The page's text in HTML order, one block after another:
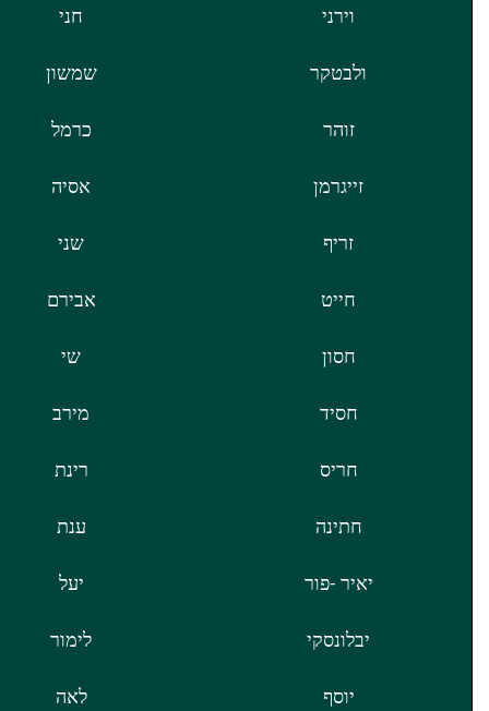
וירני חני
ולבטקר שמשון
זוהר כרמל
זייגרמן אסיה
זריף שני
חייט אבירם
חסון שי
חסיד מירב
חריס רינת
חתינה ענת
יאיר -פור יעל
יבלונסקי לימור
יוסף לאה